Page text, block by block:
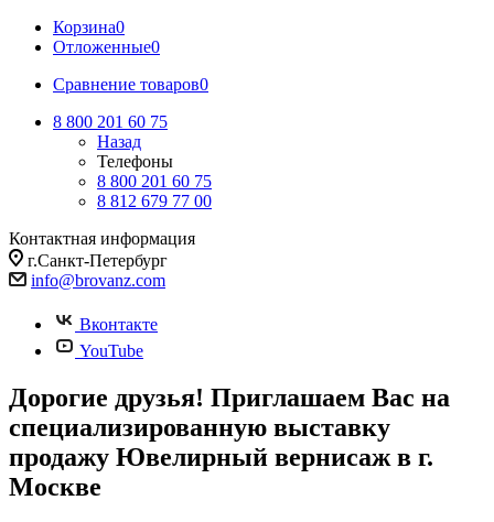
Корзина0
Отложенные0
Сравнение товаров0
8 800 201 60 75
Назад
Телефоны
8 800 201 60 75
8 812 679 77 00
Контактная информация
г.Санкт-Петербург
info@brovanz.com
Вконтакте
YouTube
Дорогие друзья! Приглашаем Вас на
специализированную выставку
продажу Ювелирный вернисаж в г.
Москве